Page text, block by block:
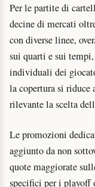
Per le partite di
decine di mercati
con diverse linee,
sui quarti e sui
individuali dei
la copertura si riduce
rilevante la scelta
Le promozioni
aggiunto da non
quote maggiorate
specifici per i playoff